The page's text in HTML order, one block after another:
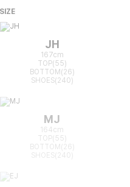
SIZE
JH
167cm
TOP(55)
BOTTOM(26)
SHOES(240)
MJ
164cm
TOP(55)
BOTTOM(26)